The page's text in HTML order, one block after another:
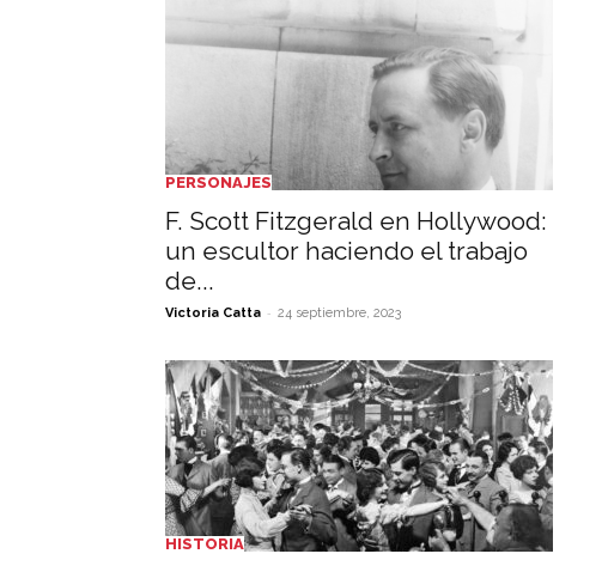
PERSONAJES
F. Scott Fitzgerald en Hollywood:
un escultor haciendo el trabajo
de...
Victoria Catta - 24 septiembre, 2023
HISTORIA